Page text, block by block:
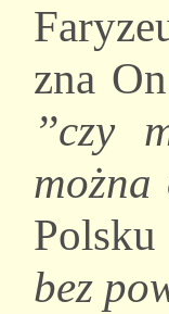
zna
’’czy
bez